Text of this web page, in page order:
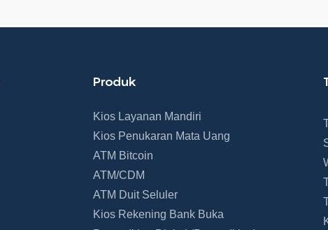
Produk
Kios Layanan Mandiri
Kios Penukaran Mata Uang
ATM Bitcoin
ATM/CDM
ATM Duit Seluler
Kios Rekening Bank Buka